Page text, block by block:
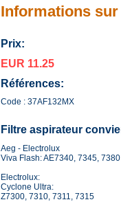
Informations
Prix:
EUR 11.25
Références:
Code : 37AF132MX
Filtre aspirateur
Aeg - Electrolux
Viva Flash: AE7340, 7345, 7380
Electrolux:
Cyclone Ultra:
Z7300, 7310, 7311, 7315